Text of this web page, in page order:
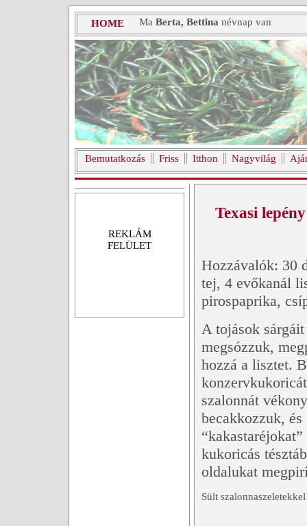
HOME Ma Berta, Bettina névnap van
Bemutatkozás Friss Itthon Nagyvilág
REKLÁM
FELÜLET
Texasi lepény
Hozzávalók: 30
tej, 4 evőkanál
pirospaprika,
A tojások
megsózzuk,
hozzá a lisztet.
szalonnát
becakkozzuk,
kukoricás
oldalukat
Sült